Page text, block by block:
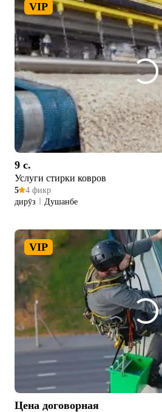
VIP
9 c.
Услуги стирки ковров
5
4 фикр
дирӯз
Душанбе
VIP
Цена договорная